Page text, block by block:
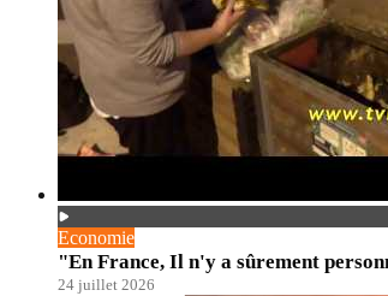
Economie
"En France, Il n'y a sûrement
24 juillet 2026